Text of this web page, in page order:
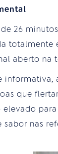
26
totalmente
aberto na
que
sabor nas